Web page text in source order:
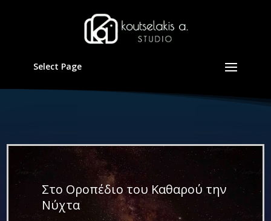
Select Page
Στο Οροπέδιο του Καθαρού την
Νύχτα